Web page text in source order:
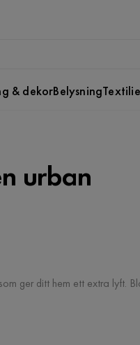
& dekorBelysning
urban
ger ditt hem ett extra lyft.